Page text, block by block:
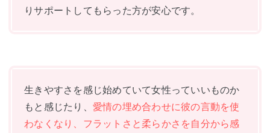
りサポートしてもらった方が安心です。
生きやすさを感じ始めていて女性っていいものか
もと感じたり、 愛情の埋め合わせに彼の言動を使
わなくなり、フラットさと柔らかさを自分から感